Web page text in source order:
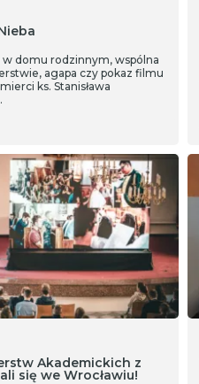
domu rodzinnym, wspólna
agapa czy pokaz filmu
ks. Stanisława
Akademickich z
się we Wrocławiu!